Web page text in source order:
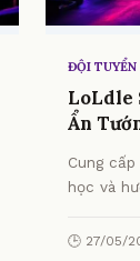
ĐỘI
LoLdle
Ẩn
Cung
học và
Quân
🕒 27/05/